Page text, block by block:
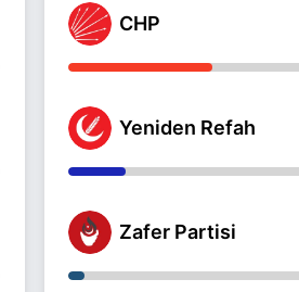
CHP
Yeniden Refah
Zafer Partisi